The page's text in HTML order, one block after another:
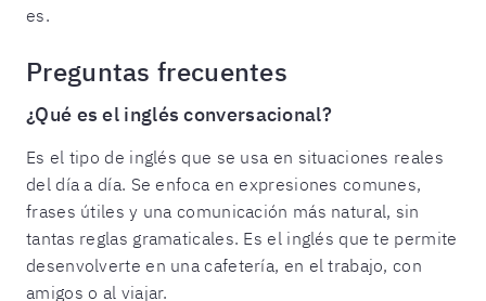
es.
Preguntas frecuentes
¿Qué es el inglés conversacional?
Es el tipo de inglés que se usa en situaciones reales
del día a día. Se enfoca en expresiones comunes,
frases útiles y una comunicación más natural, sin
tantas reglas gramaticales. Es el inglés que te permite
desenvolverte en una cafetería, en el trabajo, con
amigos o al viajar.